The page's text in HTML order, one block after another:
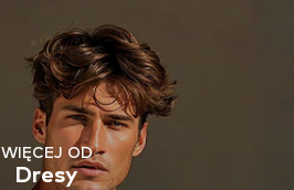
WIĘCEJ OD
Dresy